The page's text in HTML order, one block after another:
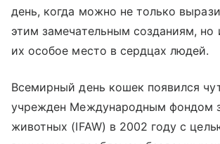
день, когда можно не только
этим замечательным созданиям, но
их особое место в сердцах людей.
Всемирный день кошек появился
учрежден Международным фондом
животных (IFAW) в 2002 году с